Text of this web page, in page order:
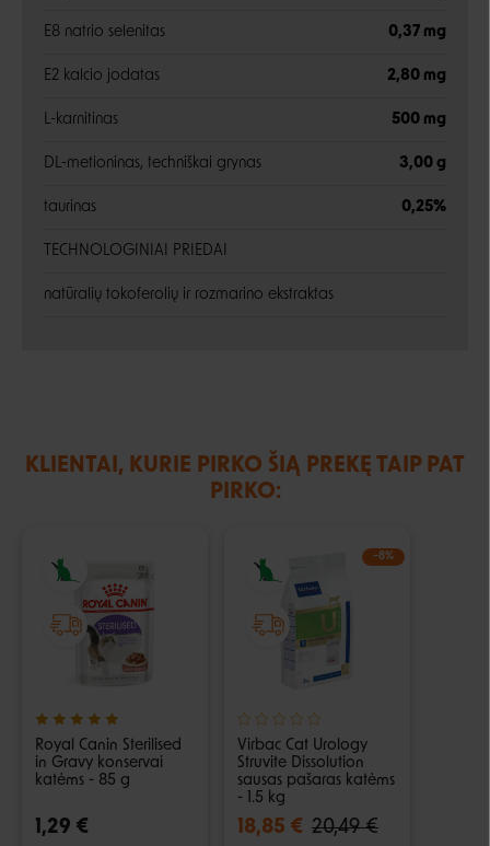
E8 natrio selenitas 0,37 mg
E2 kalcio jodatas 2,80 mg
L-karnitinas 500 mg
DL-metioninas, techniškai grynas 3,00 g
taurinas 0,25%
TECHNOLOGINIAI PRIEDAI
natūralių tokoferolių ir rozmarino ekstraktas
KLIENTAI, KURIE PIRKO ŠIĄ PREKĘ TAIP PAT
PIRKO:
Royal Canin Sterilised
in Gravy konservai
katėms - 85 g
1,29 €
−8%
Virbac Cat Urology
Struvite Dissolution
sausas pašaras katėms
- 1.5 kg
18,85 € 20,49 €